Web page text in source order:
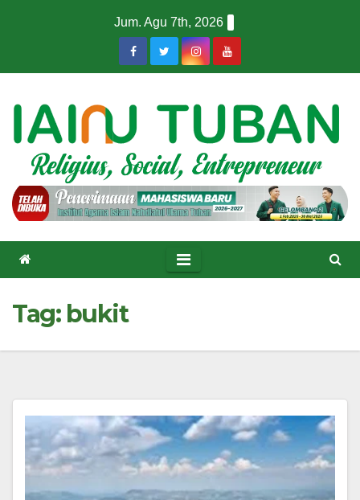
Jum. Agu 7th, 2026
Tag: bukit